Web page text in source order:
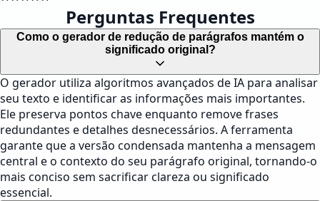
Perguntas Frequentes
Como o gerador de redução de parágrafos mantém o
significado original?
O gerador utiliza algoritmos avançados de IA para analisar
seu texto e identificar as informações mais importantes.
Ele preserva pontos chave enquanto remove frases
redundantes e detalhes desnecessários. A ferramenta
garante que a versão condensada mantenha a mensagem
central e o contexto do seu parágrafo original, tornando-o
mais conciso sem sacrificar clareza ou significado
essencial.